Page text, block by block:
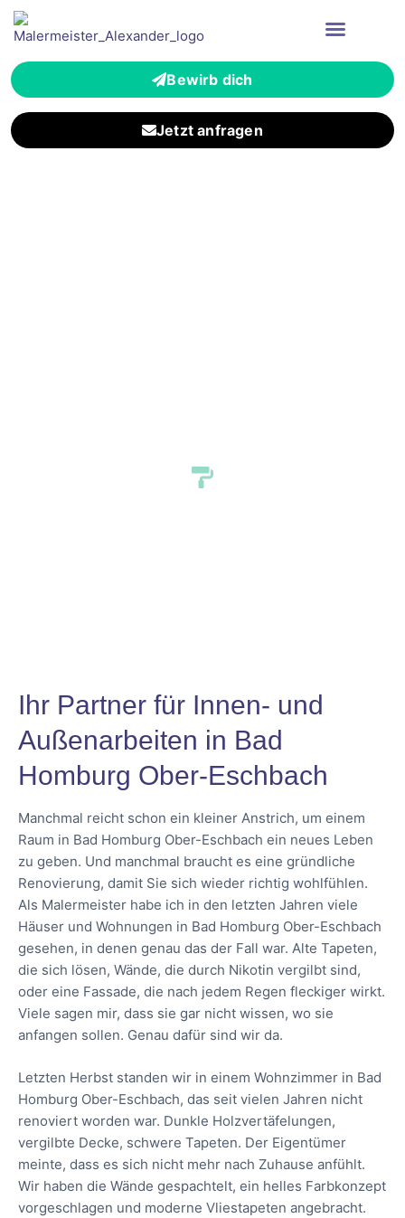
Bewirb dich
Jetzt anfragen
Ihr Partner für Innen- und
Außenarbeiten in Bad
Homburg Ober-Eschbach
Manchmal reicht schon ein kleiner Anstrich, um einem
Raum in Bad Homburg Ober-Eschbach ein neues Leben
zu geben. Und manchmal braucht es eine gründliche
Renovierung, damit Sie sich wieder richtig wohlfühlen.
Als Malermeister habe ich in den letzten Jahren viele
Häuser und Wohnungen in Bad Homburg Ober-Eschbach
gesehen, in denen genau das der Fall war. Alte Tapeten,
die sich lösen, Wände, die durch Nikotin vergilbt sind,
oder eine Fassade, die nach jedem Regen fleckiger wirkt.
Viele sagen mir, dass sie gar nicht wissen, wo sie
anfangen sollen. Genau dafür sind wir da.
Letzten Herbst standen wir in einem Wohnzimmer in Bad
Homburg Ober-Eschbach, das seit vielen Jahren nicht
renoviert worden war. Dunkle Holzvertäfelungen,
vergilbte Decke, schwere Tapeten. Der Eigentümer
meinte, dass es sich nicht mehr nach Zuhause anfühlt.
Wir haben die Wände gespachtelt, ein helles Farbkonzept
vorgeschlagen und moderne Vliestapeten angebracht.